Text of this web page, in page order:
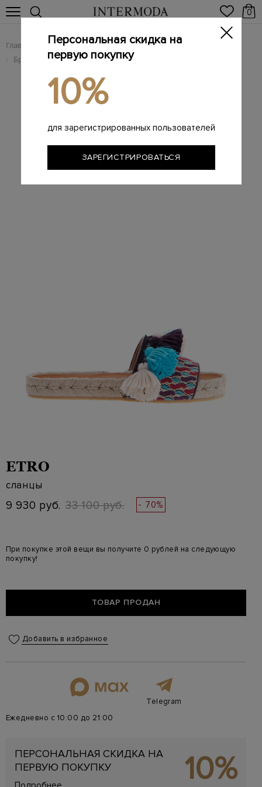
0
Главная Женщинам / Женская обувь
/ Брендовые женские шлепанцы
ETRO
сланцы
9 930 руб. 33 100 руб. - 70%
При покупке этой вещи вы получите 0 рублей на следующую
покупку!
ТОВАР ПРОДАН
Добавить в избранное
Telegram
Ежедневно с 10:00 до 21:00
ПЕРСОНАЛЬНАЯ СКИДКА НА
ПЕРВУЮ ПОКУПКУ
10%
Персональная скидка на
первую покупку
10%
для зарегистрированных пользователей
ЗАРЕГИСТРИРОВАТЬСЯ